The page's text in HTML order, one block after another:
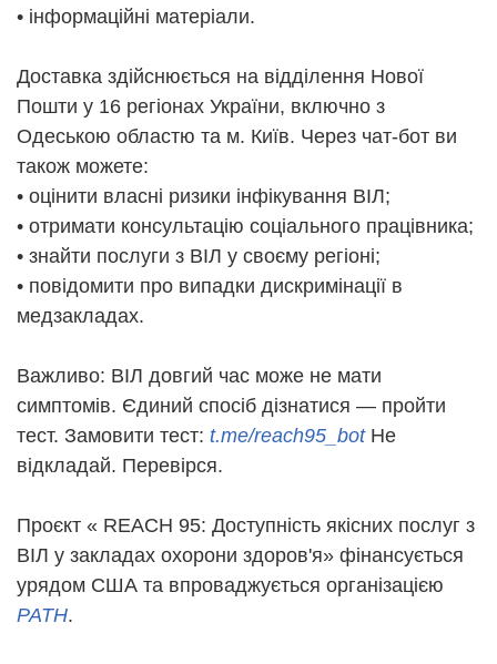
• інформаційні матеріали.
Доставка здійснюється на відділення Нової
Пошти у 16 регіонах України, включно з
Одеською областю та м. Київ. Через чат-бот ви
також можете:
• оцінити власні ризики інфікування ВІЛ;
• отримати консультацію соціального працівника;
• знайти послуги з ВІЛ у своєму регіоні;
• повідомити про випадки дискримінації в
медзакладах.
Важливо: ВІЛ довгий час може не мати
симптомів. Єдиний спосіб дізнатися — пройти
тест. Замовити тест: t.me/reach95_bot Не
відкладай. Перевірся.
Проєкт « REACH 95: Доступність якісних послуг з
ВІЛ у закладах охорони здоров'я» фінансується
урядом США та впроваджується організацією
PATH.